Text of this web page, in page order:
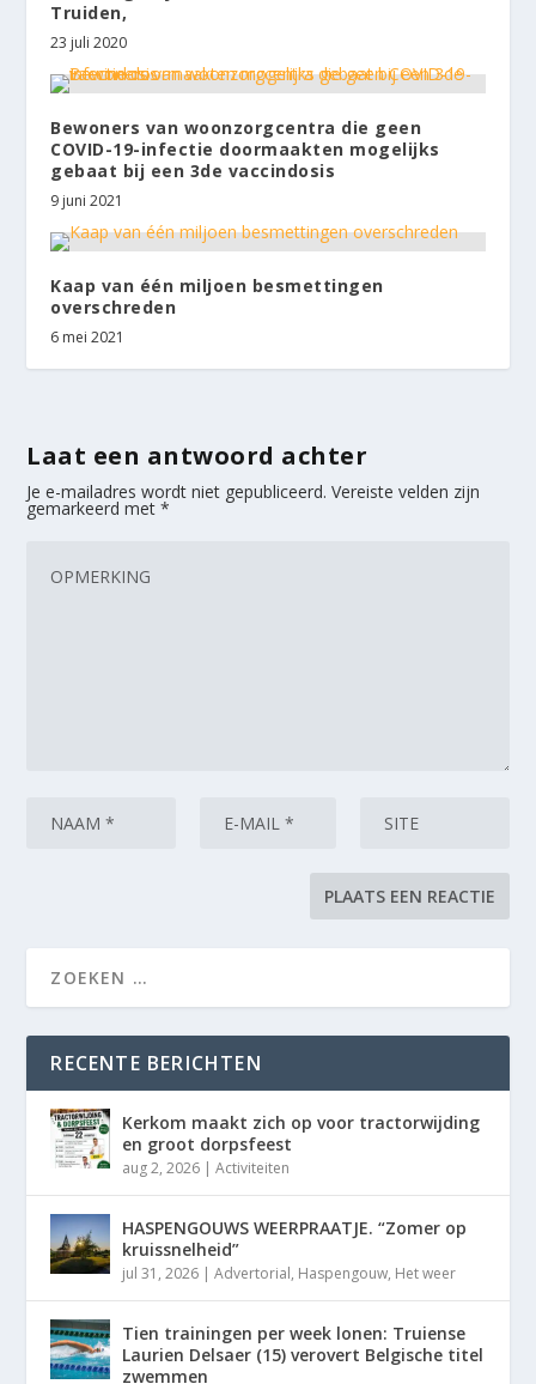
Truiden,
23 juli 2020
Bewoners van woonzorgcentra die geen
COVID-19-infectie doormaakten mogelijks
gebaat bij een 3de vaccindosis
9 juni 2021
Kaap van één miljoen besmettingen
overschreden
6 mei 2021
Laat een antwoord achter
Je e-mailadres wordt niet gepubliceerd. Vereiste velden zijn
gemarkeerd met*
RECENTE BERICHTEN
Kerkom maakt zich op voor tractorwijding
en groot dorpsfeest
aug 2, 2026 |Activiteiten
HASPENGOUWS WEERPRAATJE. “Zomer op
kruissnelheid”
jul 31, 2026 |Advertorial, Haspengouw, Het weer
Tien trainingen per week lonen: Truiense
Laurien Delsaer (15) verovert Belgische titel
zwemmen